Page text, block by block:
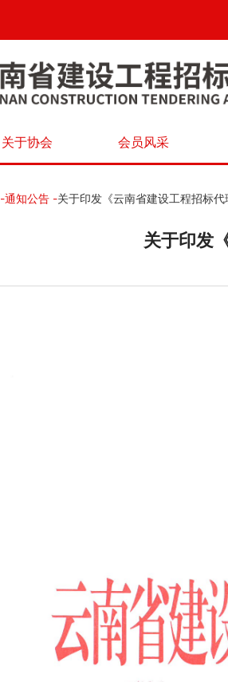
关于协会 会员风采
-通知公告 -关于印发《云南省建设工程招标
关于印发